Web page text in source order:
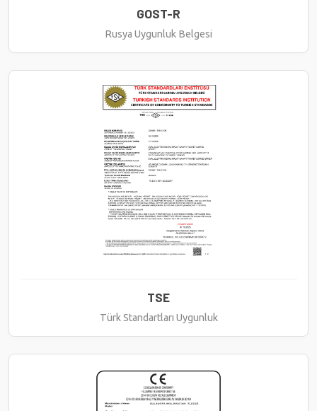
GOST-R
Rusya Uygunluk Belgesi
TSE
Türk Standartları Uygunluk